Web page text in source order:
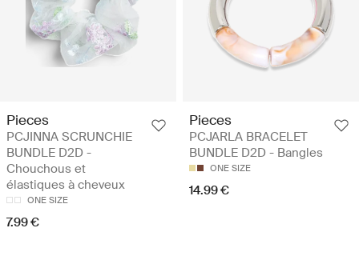
Pieces
PCJINNA SCRUNCHIE
BUNDLE D2D -
Chouchous et
élastiques à cheveux
ONE SIZE
7.99 €
Pieces
PCJARLA BRACELET
BUNDLE D2D - Bangles
ONE SIZE
14.99 €